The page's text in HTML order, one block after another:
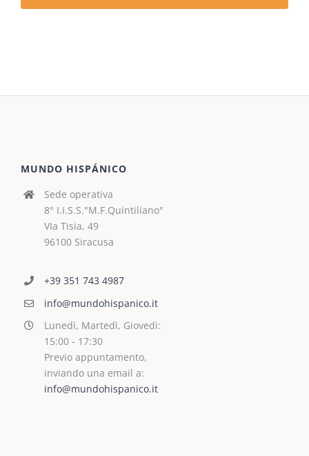
t
MUNDO HISPÁNICO
Sede operativa
8° I.I.S.S."M.F.Quintiliano"
VIa Tisia, 49
96100 Siracusa
+39 351 743 4987
info@mundohispanico.it
Lunedì, Martedì, Giovedì:
15:00 - 17:30
Previo appuntamento,
inviando una email a:
info@mundohispanico.it